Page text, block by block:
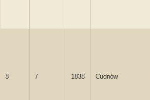
8 7 1838 Cudnów